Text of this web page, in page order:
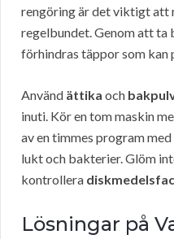
rengöring är det viktigt att
regelbundet. Genom att ta
förhindras täppor som kan
Använd ättika och
inuti. Kör en tom maskin
av en timmes program
lukt och bakterier. Glöm
kontrollera
Lösningar på